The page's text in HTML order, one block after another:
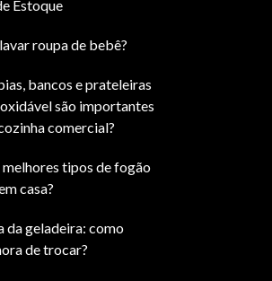
Estoque
roupa de bebê?
bancos e prateleiras
são importantes
comercial?
melhores tipos de fogão
casa?
da geladeira: como
de trocar?